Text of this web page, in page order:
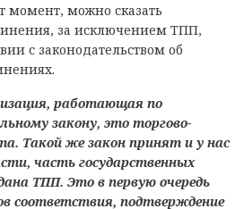
момент, можно сказать
за исключением ТПП,
с законодательством об
работающая по
закону, это торгово-
Такой же закон принят и у нас
часть государственных
ТПП. Это в первую очередь
соответствия, подтверждение